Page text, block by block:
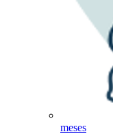
meses